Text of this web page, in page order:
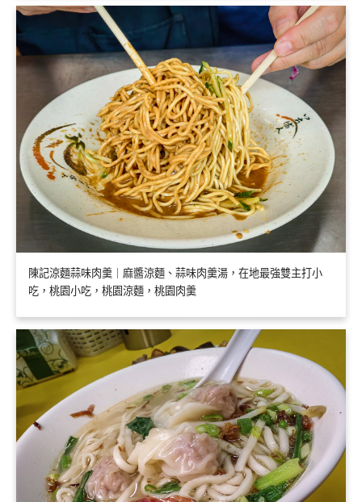
陳記涼麵蒜味肉羹｜麻醬涼麵、蒜味肉羹湯，在地最強雙主打小
吃，桃園小吃，桃園涼麵，桃園肉羹